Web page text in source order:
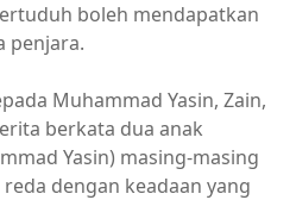
boleh mendapatkan
penjara.
Muhammad Yasin, Zain,
berkata dua anak
Yasin) masing-masing
dengan keadaan yang